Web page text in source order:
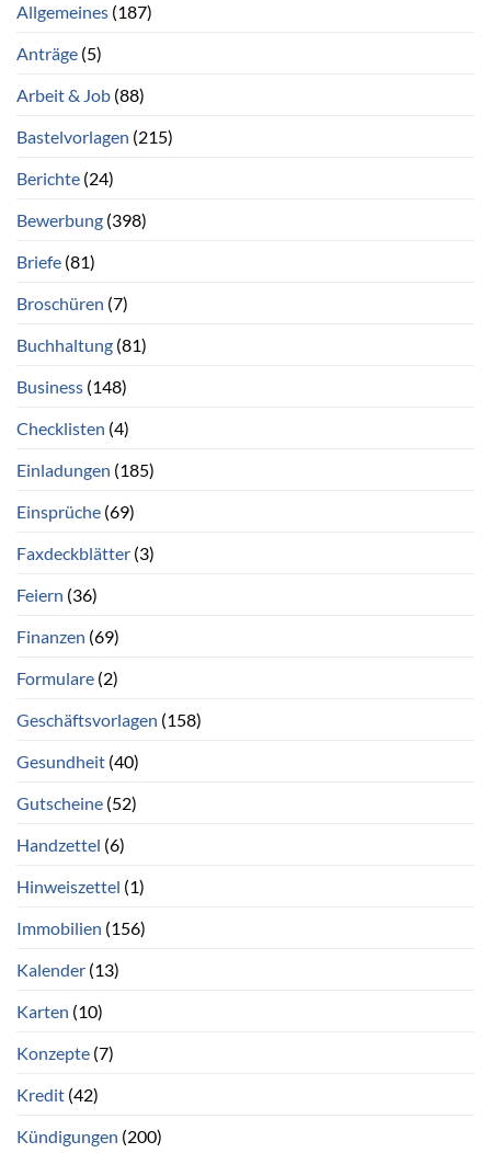
Allgemeines (187)
Anträge (5)
Arbeit & Job (88)
Bastelvorlagen (215)
Berichte (24)
Bewerbung (398)
Briefe (81)
Broschüren (7)
Buchhaltung (81)
Business (148)
Checklisten (4)
Einladungen (185)
Einsprüche (69)
Faxdeckblätter (3)
Feiern (36)
Finanzen (69)
Formulare (2)
Geschäftsvorlagen (158)
Gesundheit (40)
Gutscheine (52)
Handzettel (6)
Hinweiszettel (1)
Immobilien (156)
Kalender (13)
Karten (10)
Konzepte (7)
Kredit (42)
Kündigungen (200)